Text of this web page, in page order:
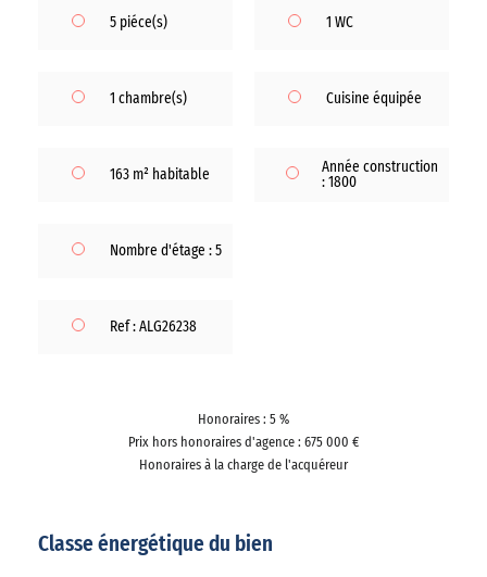
5 piéce(s)
1 chambre(s)
163 m² habitable
1 WC
Cuisine équipée
Année construction
: 1800
Nombre d'étage : 5
Ref : ALG26238
Honoraires : 5 %
Prix hors honoraires d'agence : 675 000 €
Honoraires à la charge de l'acquéreur
Classe énergétique du bien